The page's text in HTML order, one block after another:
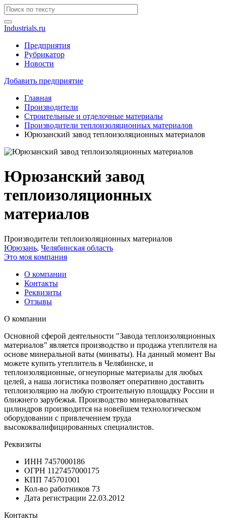
Industrials.ru
Предприятия
Рубрикатор
Новости
Добавить предприятие
Главная
Производители
Строительные и отделочные материалы
Производители теплоизоляционных материалов
Юрюзанский завод теплоизоляционных материалов
Юрюзанский завод
теплоизоляционных
материалов
Производители теплоизоляционных материалов
Юрюзань, Челябинская область
Это моя компания
О компании
Контакты
Реквизиты
Отзывы
О компании
Основной сферой деятельности "Завода теплоизоляционных
материалов" является производство и продажа утеплителя на
основе минеральной ваты (минваты). На данный момент Вы
можете купить утеплитель в Челябинске, и
теплоизоляционные, огнеупорные материалы для любых
целей, а наша логистика позволяет оперативно доставить
теплоизоляцию на любую строительную площадку России и
ближнего зарубежья. Производство минераловатных
цилиндров производится на новейшем технологическом
оборудовании с привлечением труда
высококвалифицированных специалистов.
Реквизиты
ИНН 7457000186
ОГРН 1127457000175
КПП 745701001
Кол-во работников 73
Дата регистрации 22.03.2012
Контакты